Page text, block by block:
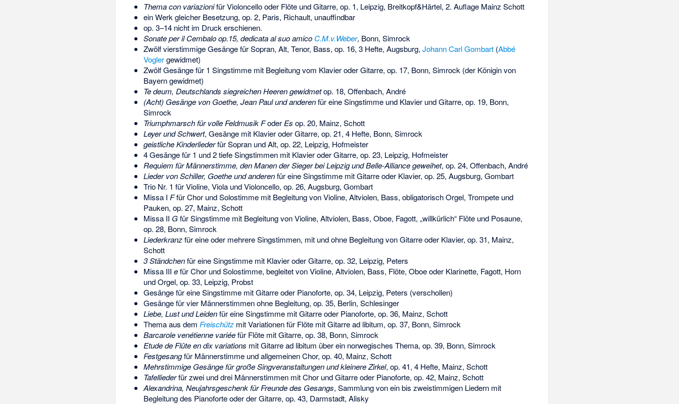
Thema con variazionifür Violoncello oder Flöte und Gitarre, op. 1, Leipzig, Breitkopf&Härtel, 2. Auflage Mainz Schott
ein Werk gleicher Besetzung, op. 2, Paris, Richault, unauffindbar
op. 3–14 nicht im Druck erschienen.
Sonate per il Cembalo op.15, dedicata al suo amico C.M.v.Weber, Bonn, Simrock
Zwölf vierstimmige Gesänge für Sopran, Alt, Tenor, Bass, op. 16, 3 Hefte, Augsburg, Johann Carl Gombart(Abbé
Voglergewidmet)
Zwölf Gesänge für 1 Singstimme mit Begleitung vom Klavier oder Gitarre, op. 17, Bonn, Simrock (der Königin von
Bayern gewidmet)
Te deum, Deutschlands siegreichen Heeren gewidmetop. 18, Offenbach, André
(Acht) Gesänge von Goethe, Jean Paul und anderenfür eine Singstimme und Klavier und Gitarre, op. 19, Bonn,
Simrock
Triumphmarsch für volle Feldmusik Foder Es op. 20, Mainz, Schott
Leyer und Schwert, Gesänge mit Klavier oder Gitarre, op. 21, 4 Hefte, Bonn, Simrock
geistliche Kinderliederfür Sopran und Alt, op. 22, Leipzig, Hofmeister
4 Gesänge für 1 und 2 tiefe Singstimmen mit Klavier oder Gitarre, op. 23, Leipzig, Hofmeister
Requiem für Männerstimme, den Manen der Sieger bei Leipzig und Belle-Alliance geweihet, op. 24, Offenbach, André
Lieder von Schiller, Goethe und anderenfür eine Singstimme mit Gitarre oder Klavier, op. 25, Augsburg, Gombart
Trio Nr. 1 für Violine, Viola und Violoncello, op. 26, Augsburg, Gombart
Missa I Ffür Chor und Solostimme mit Begleitung von Violine, Altviolen, Bass, obligatorisch Orgel, Trompete und
Pauken, op. 27, Mainz, Schott
Missa II Gfür Singstimme mit Begleitung von Violine, Altviolen, Bass, Oboe, Fagott, „willkürlich“ Flöte und Posaune,
op. 28, Bonn, Simrock
Liederkranzfür eine oder mehrere Singstimmen, mit und ohne Begleitung von Gitarre oder Klavier, op. 31, Mainz,
Schott
3 Ständchenfür eine Singstimme mit Klavier oder Gitarre, op. 32, Leipzig, Peters
Missa III efür Chor und Solostimme, begleitet von Violine, Altviolen, Bass, Flöte, Oboe oder Klarinette, Fagott, Horn
und Orgel, op. 33, Leipzig, Probst
Gesänge für eine Singstimme mit Gitarre oder Pianoforte, op. 34, Leipzig, Peters (verschollen)
Gesänge für vier Männerstimmen ohne Begleitung, op. 35, Berlin, Schlesinger
Liebe, Lust und Leidenfür eine Singstimme mit Gitarre oder Pianoforte, op. 36, Mainz, Schott
Thema aus dem Freischützmit Variationen für Flöte mit Gitarre ad libitum, op. 37, Bonn, Simrock
Barcarole venétienne variéefür Flöte mit Gitarre, op. 38, Bonn, Simrock
Etude de Flûte en dix variations mit Gitarre ad libitum über ein norwegisches Thema, op. 39, Bonn, Simrock
Festgesangfür Männerstimme und allgemeinen Chor, op. 40, Mainz, Schott
Mehrstimmige Gesänge für große Singveranstaltungen und kleinere Zirkel, op. 41, 4 Hefte, Mainz, Schott
Tafelliederfür zwei und drei Männerstimmen mit Chor und Gitarre oder Pianoforte, op. 42, Mainz, Schott
Alexandrina, Neujahrsgeschenk für Freunde des Gesangs, Sammlung von ein bis zweistimmigen Liedern mit
Begleitung des Pianoforte oder der Gitarre, op. 43, Darmstadt, Alisky